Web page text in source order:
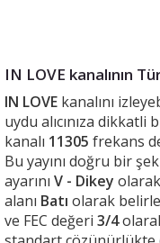
IN LOVE kanalının
IN LOVE kanalını
uydu alıcınıza dikkatli
kanalı 11305 frekans
Bu yayını doğru bir
ayarını V - Dikey
alanı Batı olarak
ve FEC değeri 3/4